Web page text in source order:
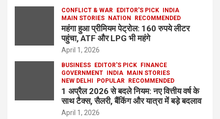
CONFLICT & WAR EDITOR'S PICK
INDIA
MAIN STORIES
NATION RECOMMENDED
महंगा हुआ प्रीमियम पेट्रोल: 160 रुपये लीटर
पहुंचा, ATF और LPG भी महंगे
April 1, 2026
BUSINESS EDITOR'S PICK
FINANCE
GOVERNMENT
INDIA
MAIN STORIES
NEW DELHI
POPULAR RECOMMENDED
1 अप्रैल 2026 से बदले नियम: नए वित्तीय वर्ष के
साथ टैक्स, सैलरी, बैंकिंग और यात्रा में बड़े बदलाव
April 1, 2026